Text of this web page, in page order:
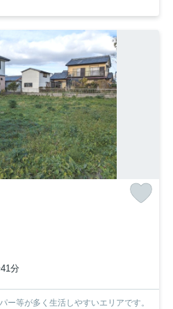
分
ー等が多く生活しやすいエリアです。